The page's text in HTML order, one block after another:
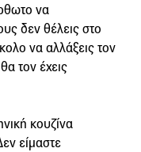
να
δεν θέλεις στο
να αλλάξεις τον
τον έχεις
κουζίνα
είμαστε